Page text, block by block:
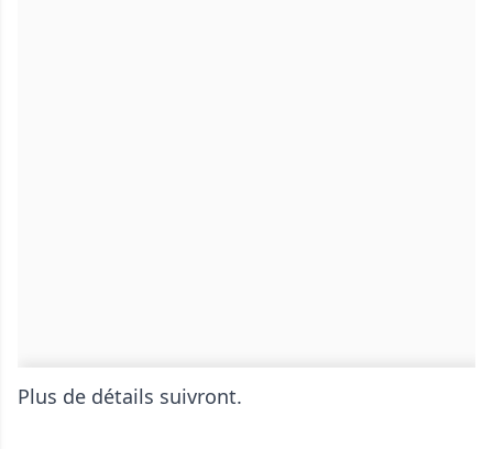
Plus de détails suivront.